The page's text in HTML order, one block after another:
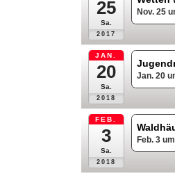
25
Sa.
2017
Nov. 25
JAN.
20
Sa.
2018
Jan. 20
FEB.
3
Sa.
2018
Feb. 3